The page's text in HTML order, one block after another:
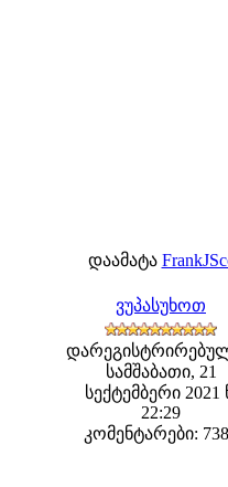
დაამატა
ვუპასუხოთ
სამშაბათი, 21
სექტემბერი 2021
22:29
კომენტარები: